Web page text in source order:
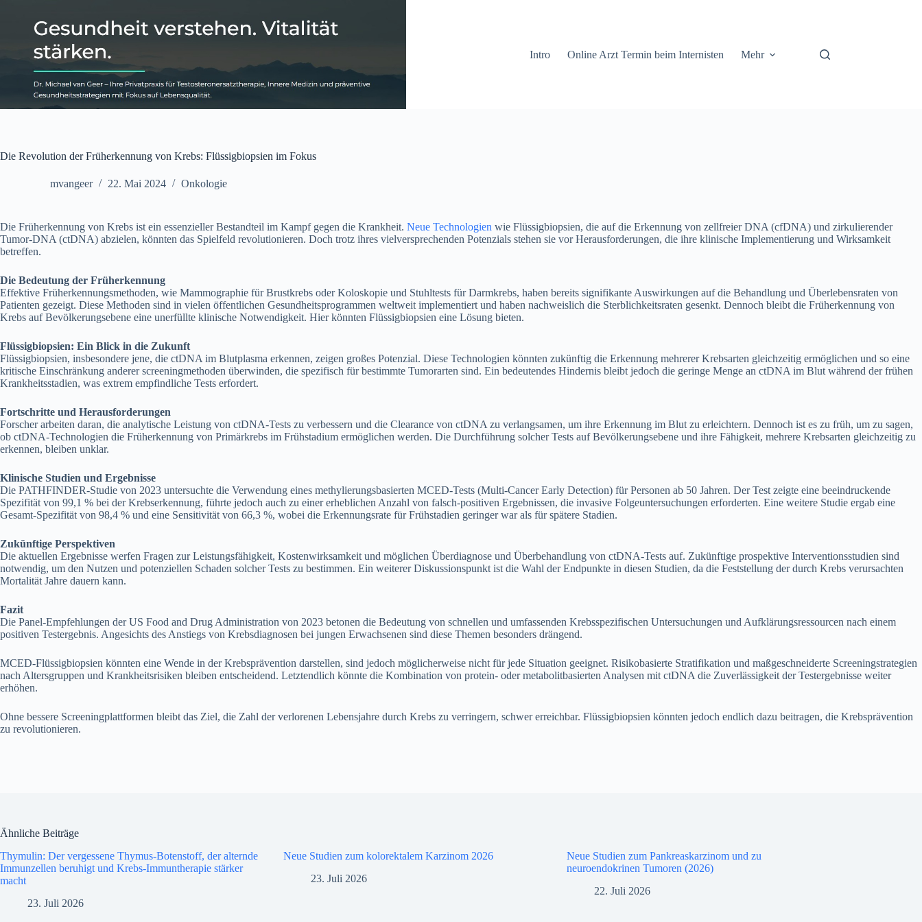
springen
Intro Online Arzt Termin beim Internisten Mehr
Die Revolution der Früherkennung von Krebs: Flüssigbiopsien im Fokus
mvangeer 22. Mai 2024 Onkologie
Die Früherkennung von Krebs ist ein essenzieller Bestandteil im Kampf gegen die Krankheit. Neue Technologien wie Flüssigbiopsien, die auf die Erkennung von zellfreier DNA (cfDNA) und zirkulierender
Tumor-DNA (ctDNA) abzielen, könnten das Spielfeld revolutionieren. Doch trotz ihres vielversprechenden Potenzials stehen sie vor Herausforderungen, die ihre klinische Implementierung und Wirksamkeit
betreffen.
Die Bedeutung der Früherkennung
Effektive Früherkennungsmethoden, wie Mammographie für Brustkrebs oder Koloskopie und Stuhltests für Darmkrebs, haben bereits signifikante Auswirkungen auf die Behandlung und Überlebensraten von
Patienten gezeigt. Diese Methoden sind in vielen öffentlichen Gesundheitsprogrammen weltweit implementiert und haben nachweislich die Sterblichkeitsraten gesenkt. Dennoch bleibt die Früherkennung von
Krebs auf Bevölkerungsebene eine unerfüllte klinische Notwendigkeit. Hier könnten Flüssigbiopsien eine Lösung bieten.
Flüssigbiopsien: Ein Blick in die Zukunft
Flüssigbiopsien, insbesondere jene, die ctDNA im Blutplasma erkennen, zeigen großes Potenzial. Diese Technologien könnten zukünftig die Erkennung mehrerer Krebsarten gleichzeitig ermöglichen und so eine
kritische Einschränkung anderer screeningmethoden überwinden, die spezifisch für bestimmte Tumorarten sind. Ein bedeutendes Hindernis bleibt jedoch die geringe Menge an ctDNA im Blut während der frühen
Krankheitsstadien, was extrem empfindliche Tests erfordert.
Fortschritte und Herausforderungen
Forscher arbeiten daran, die analytische Leistung von ctDNA-Tests zu verbessern und die Clearance von ctDNA zu verlangsamen, um ihre Erkennung im Blut zu erleichtern. Dennoch ist es zu früh, um zu sagen,
ob ctDNA-Technologien die Früherkennung von Primärkrebs im Frühstadium ermöglichen werden. Die Durchführung solcher Tests auf Bevölkerungsebene und ihre Fähigkeit, mehrere Krebsarten gleichzeitig zu
erkennen, bleiben unklar.
Klinische Studien und Ergebnisse
Die PATHFINDER-Studie von 2023 untersuchte die Verwendung eines methylierungsbasierten MCED-Tests (Multi-Cancer Early Detection) für Personen ab 50 Jahren. Der Test zeigte eine beeindruckende
Spezifität von 99,1 % bei der Krebserkennung, führte jedoch auch zu einer erheblichen Anzahl von falsch-positiven Ergebnissen, die invasive Folgeuntersuchungen erforderten. Eine weitere Studie ergab eine
Gesamt-Spezifität von 98,4 % und eine Sensitivität von 66,3 %, wobei die Erkennungsrate für Frühstadien geringer war als für spätere Stadien.
Zukünftige Perspektiven
Die aktuellen Ergebnisse werfen Fragen zur Leistungsfähigkeit, Kostenwirksamkeit und möglichen Überdiagnose und Überbehandlung von ctDNA-Tests auf. Zukünftige prospektive Interventionsstudien sind
notwendig, um den Nutzen und potenziellen Schaden solcher Tests zu bestimmen. Ein weiterer Diskussionspunkt ist die Wahl der Endpunkte in diesen Studien, da die Feststellung der durch Krebs verursachten
Mortalität Jahre dauern kann.
Fazit
Die Panel-Empfehlungen der US Food and Drug Administration von 2023 betonen die Bedeutung von schnellen und umfassenden Krebsspezifischen Untersuchungen und Aufklärungsressourcen nach einem
positiven Testergebnis. Angesichts des Anstiegs von Krebsdiagnosen bei jungen Erwachsenen sind diese Themen besonders drängend.
MCED-Flüssigbiopsien könnten eine Wende in der Krebsprävention darstellen, sind jedoch möglicherweise nicht für jede Situation geeignet. Risikobasierte Stratifikation und maßgeschneiderte Screeningstrategien
nach Altersgruppen und Krankheitsrisiken bleiben entscheidend. Letztendlich könnte die Kombination von protein- oder metabolitbasierten Analysen mit ctDNA die Zuverlässigkeit der Testergebnisse weiter
erhöhen.
Ohne bessere Screeningplattformen bleibt das Ziel, die Zahl der verlorenen Lebensjahre durch Krebs zu verringern, schwer erreichbar. Flüssigbiopsien könnten jedoch endlich dazu beitragen, die Krebsprävention
zu revolutionieren.
Ähnliche Beiträge
Thymulin: Der vergessene Thymus-Botenstoff, der alternde
Immunzellen beruhigt und Krebs-Immuntherapie stärker
macht
23. Juli 2026
Neue Studien zum kolorektalem Karzinom 2026
23. Juli 2026
Neue Studien zum Pankreaskarzinom und zu
neuroendokrinen Tumoren (2026)
22. Juli 2026